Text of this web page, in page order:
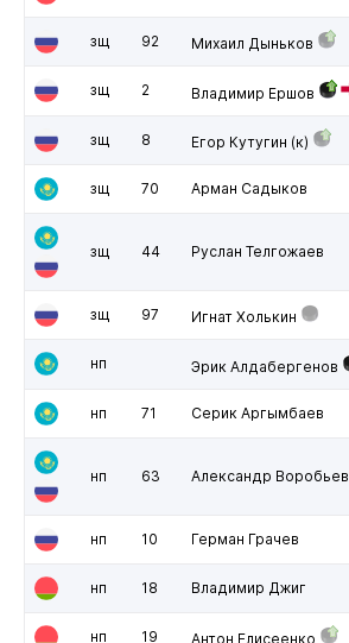
зщ 92 Михаил Дыньков
зщ 2 Владимир Ершов
зщ 8 Егор Кутугин (к)
зщ 70 Арман Садыков
зщ 44 Руслан Телгожаев
зщ 97 Игнат Холькин
нп Эрик Алдабергенов
нп 71 Серик Аргымбаев
нп 63 Александр Воробьев
нп 10 Герман Грачев
нп 18 Владимир Джиг
нп 19 Антон Елисеенко